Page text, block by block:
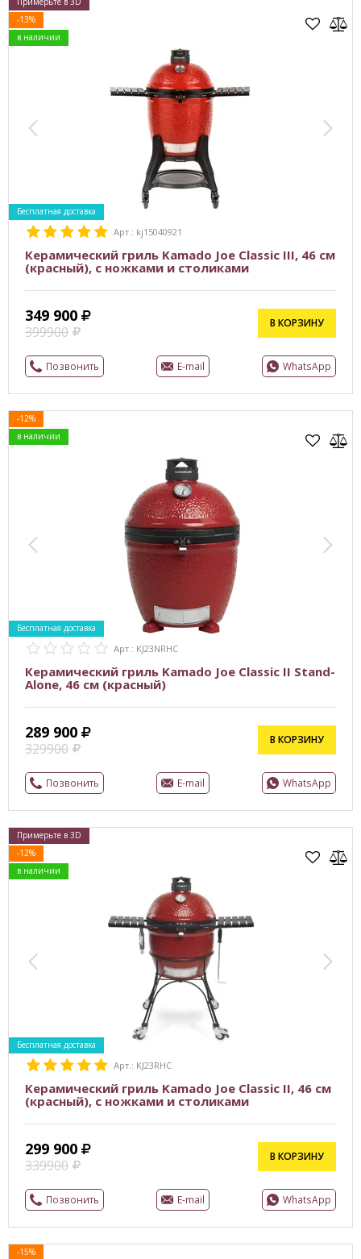
Бесплатная доставка
-13%
в наличии
Арт.: kj15040921
Керамический гриль Kamado Joe Classic III, 46 см
(красный), с ножками и столиками
349 900
399900
В КОРЗИНУ
Позвонить E-mail WhatsApp
Бесплатная доставка
-12%
в наличии
Арт.: KJ23NRHC
Керамический гриль Kamado Joe Classic II Stand-
Alone, 46 см (красный)
289 900
329900
В КОРЗИНУ
Позвонить E-mail WhatsApp
Примерьте в 3D
Бесплатная доставка
-12%
в наличии
Арт.: KJ23RHC
Керамический гриль Kamado Joe Classic II, 46 см
(красный), с ножками и столиками
299 900
339900
В КОРЗИНУ
Позвонить E-mail WhatsApp
-15%